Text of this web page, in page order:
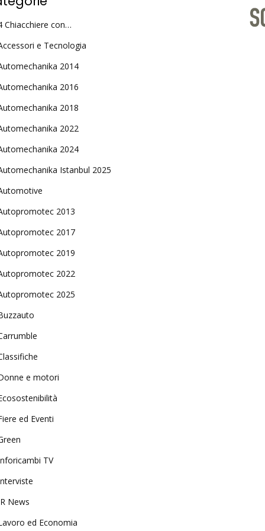
Chiacchiere con…
e Tecnologia
2014
2016
2018
2022
2024
Istanbul 2025
2013
2017
2019
2022
2025
e motori
ed Eventi
TV
News
ed Economia